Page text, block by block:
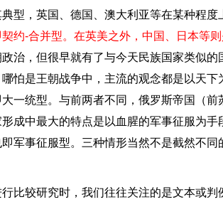
型，英国、德国、澳大利亚等在某种程度
约-合并型。在英美之外，中国、日本等则
治，但很早就有了与今天民族国家类似
怕是王朝战争中，主流的观念都是以天
一统型。与前两者不同，俄罗斯帝国（
成中最大的特点是以血腥的军事征服为
军事征服型。三种情形当然不是截然不同
比较研究时，我们往往关注的是文本或